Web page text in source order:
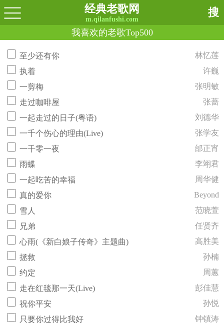
经典老歌网
m.qilanfushi.com
搜
我喜欢的老歌Top500
至少还有你
林忆莲
执着
许巍
一剪梅
张明敏
走过咖啡屋
张蔷
一起走过的日子(粤语)
刘德华
一千个伤心的理由(Live)
张学友
一千零一夜
邰正宵
雨蝶
李翊君
一起吃苦的幸福
周华健
真的爱你
Beyond
雪人
范晓萱
兄弟
任贤齐
心雨(《新白娘子传奇》主题曲)
高胜美
拯救
孙楠
约定
周蕙
走在红毯那一天(Live)
彭佳慧
祝你平安
孙悦
只要你过得比我好
钟镇涛